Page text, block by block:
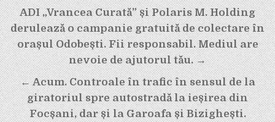
Navigare
în
articole
ADI „Vrancea Curată” și Polaris M. Holding
derulează o campanie gratuită de colectare în
orașul Odobești. Fii responsabil. Mediul are
nevoie de ajutorul tău. →
← Acum. Controale în trafic în sensul de la
giratoriul spre autostradă la ieșirea din
Focșani, dar și la Garoafa și Bizighești.